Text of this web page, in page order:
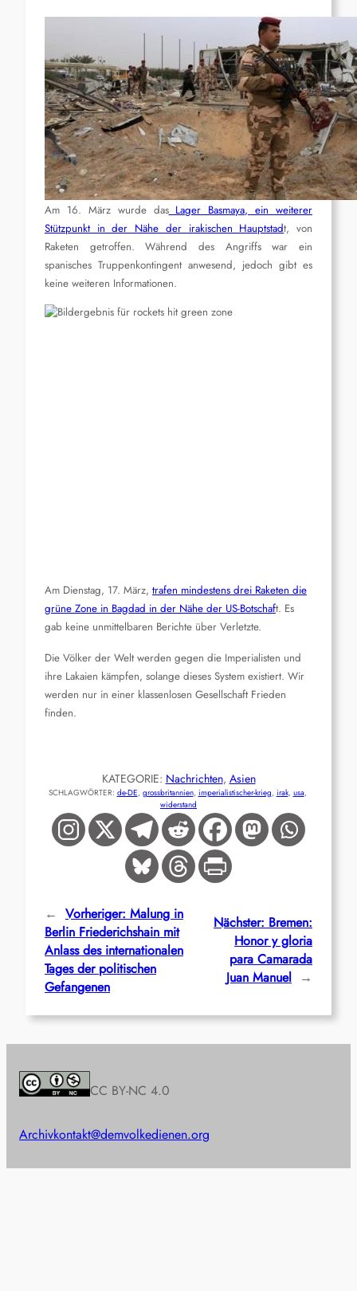
Am 16. März wurde dasLager Basmaya, ein weiterer
Stützpunkt in der Nähe der irakischen Hauptstadt, von
Raketen getroffen. Während des Angriffs war ein
spanisches Truppenkontingent anwesend, jedoch gibt es
keine weiteren Informationen.
Am Dienstag, 17. März, trafen mindestens drei Raketen die
grüne Zone in Bagdad in der Nähe der US-Botschaft. Es
gab keine unmittelbaren Berichte über Verletzte.
Die Völker der Welt werden gegen die Imperialisten und
ihre Lakaien kämpfen, solange dieses System existiert. Wir
werden nur in einer klassenlosen Gesellschaft Frieden
finden.
KATEGORIE: Nachrichten, Asien
SCHLAGWÖRTER: de-DE, grossbritannien, imperialistischer-krieg, irak, usa
widerstand
← Vorheriger: Malung in
Berlin Friederichshain mit
Anlass des internationalen
Tages der politischen
Gefangenen
Nächster: Bremen:
Honor y gloria
para Camarada
Juan Manuel →
CC BY-NC 4.0
Archivkontakt@demvolkedienen.org